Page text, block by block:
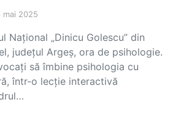
mai 2025
Național „Dinicu Golescu” din
județul Argeș, ora de psihologie.
să îmbine psihologia cu
într-o lecție interactivă